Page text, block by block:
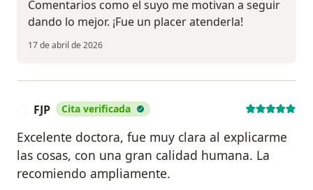
Comentarios como el suyo me motivan a seguir
dando lo mejor. ¡Fue un placer atenderla!
17 de abril de 2026
FJP Cita verificada
Excelente doctora, fue muy clara al explicarme
las cosas, con una gran calidad humana. La
recomiendo ampliamente.